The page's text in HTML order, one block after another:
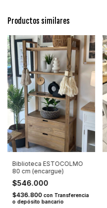
Productos similares
Biblioteca ESTOCOLMO
80 cm (encargue)
$546.000
$436.800 con Transferencia
o depósito bancario